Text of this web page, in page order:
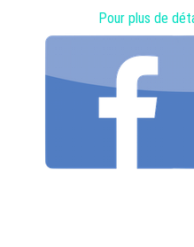
Pour plus de